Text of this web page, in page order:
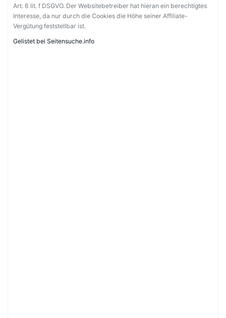
Art. 6 lit. f DSGVO. Der Websitebetreiber hat hieran ein berechtigtes
Interesse, da nur durch die Cookies die Höhe seiner Affiliate-
Vergütung feststellbar ist.
Gelistet bei Seitensuche.info